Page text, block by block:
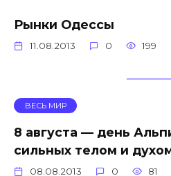
Рынки Одессы
11.08.2013 0 199
ВЕСЬ МИР
8 августа — день
сильных телом и
08.08.2013 0 81